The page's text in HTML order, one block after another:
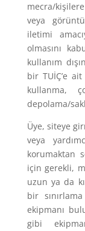
mecra/
veya
iletimi
olmasını
kullanım
bir TUİÇ’e ait
kullanma,
depolama/
Üye, siteye
veya
korumaktan
için gerekli,
uzun ya da
bir
ekipmanı
gibi